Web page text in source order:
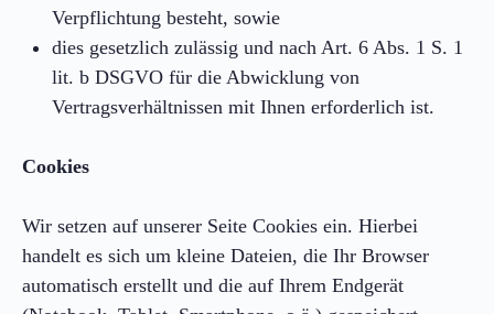
Verpflichtung besteht, sowie
dies gesetzlich zulässig und nach Art. 6 Abs. 1 S. 1
lit. b DSGVO für die Abwicklung von
Vertragsverhältnissen mit Ihnen erforderlich ist.
Cookies
Wir setzen auf unserer Seite Cookies ein. Hierbei
handelt es sich um kleine Dateien, die Ihr Browser
automatisch erstellt und die auf Ihrem Endgerät